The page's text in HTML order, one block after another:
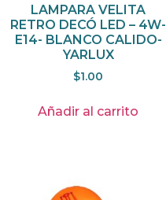
LAMPARA VELITA
RETRO DECÓ LED – 4W-
E14- BLANCO CALIDO-
YARLUX
$1.00
Añadir al carrito